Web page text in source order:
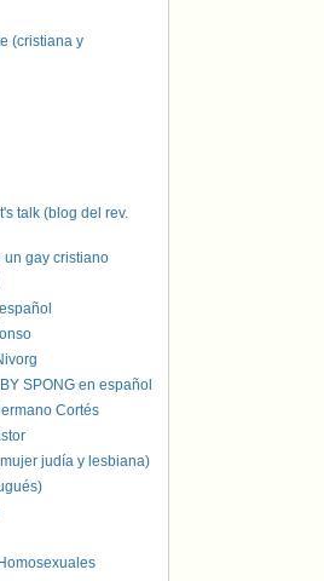
(cristiana y
talk (blog del rev.
un gay cristiano
SPONG en español
Cortés
judía y lesbiana)